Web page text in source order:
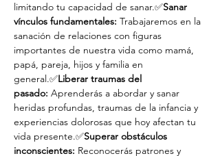
limitando tu capacidad de sanar.✅Sanar
vínculos fundamentales: Trabajaremos en la
sanación de relaciones con figuras
importantes de nuestra vida como mamá,
papá, pareja, hijos y familia en
general.✅Liberar traumas del
pasado: Aprenderás a abordar y sanar
heridas profundas, traumas de la infancia y
experiencias dolorosas que hoy afectan tu
vida presente.✅Superar obstáculos
inconscientes: Reconocerás patrones y